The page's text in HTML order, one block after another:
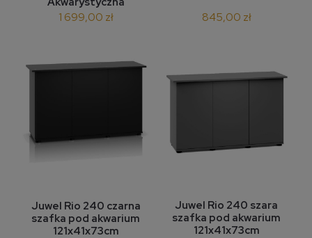
1 699,00 zł 845,00 zł
Juwel Rio 240 czarna
szafka pod akwarium
121x41x73cm
Juwel Rio 240 szara
szafka pod akwarium
121x41x73cm